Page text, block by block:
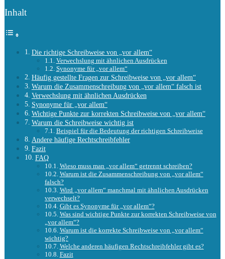
Inhalt
Die richtige Schreibweise von „vor allem“
Verwechslung mit ähnlichen Ausdrücken
Synonyme für „vor allem“
Häufig gestellte Fragen zur Schreibweise von „vor allem“
Warum die Zusammenschreibung von „vor allem“ falsch ist
Verwechslung mit ähnlichen Ausdrücken
Synonyme für „vor allem“
Wichtige Punkte zur korrekten Schreibweise von „vor allem“
Warum die Schreibweise wichtig ist
Beispiel für die Bedeutung der richtigen Schreibweise
Andere häufige Rechtschreibfehler
Fazit
FAQ
Wieso muss man „vor allem“ getrennt schreiben?
Warum ist die Zusammenschreibung von „vor allem“
falsch?
Wird „vor allem“ manchmal mit ähnlichen Ausdrücken
verwechselt?
Gibt es Synonyme für „vor allem“?
Was sind wichtige Punkte zur korrekten Schreibweise von
„vor allem“?
Warum ist die korrekte Schreibweise von „vor allem“
wichtig?
Welche anderen häufigen Rechtschreibfehler gibt es?
Fazit